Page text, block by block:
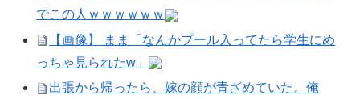
でこの人ｗｗｗｗｗｗ
【画像】 まま「なんかプール入ってたら学生にめ
っちゃ見られたw」
出張から帰ったら、嫁の顔が青ざめていた。俺